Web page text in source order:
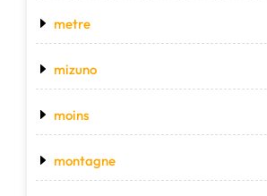
metre
mizuno
moins
montagne